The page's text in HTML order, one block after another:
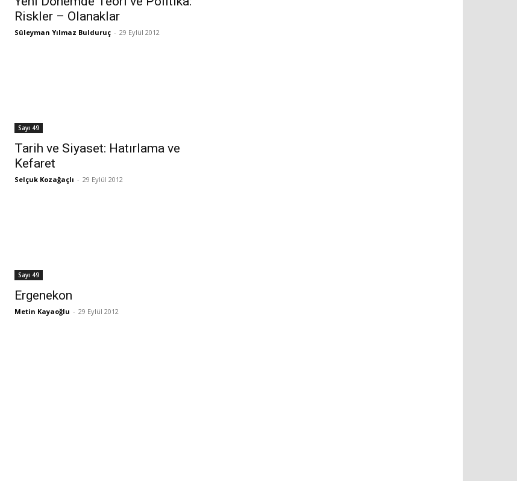
Riskler – Olanaklar
Süleyman Yılmaz Bulduruç - 29 Eylül 2012
Sayı 49
Tarih ve Siyaset: Hatırlama ve
Kefaret
Selçuk Kozağaçlı - 29 Eylül 2012
Sayı 49
Ergenekon
Metin Kayaoğlu - 29 Eylül 2012